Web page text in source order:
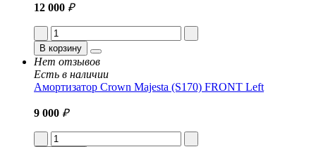
12 000 ₽
В корзину
Нет отзывов
Есть в наличии
Амортизатор Crown Majesta (S170) FRONT Left
9 000 ₽